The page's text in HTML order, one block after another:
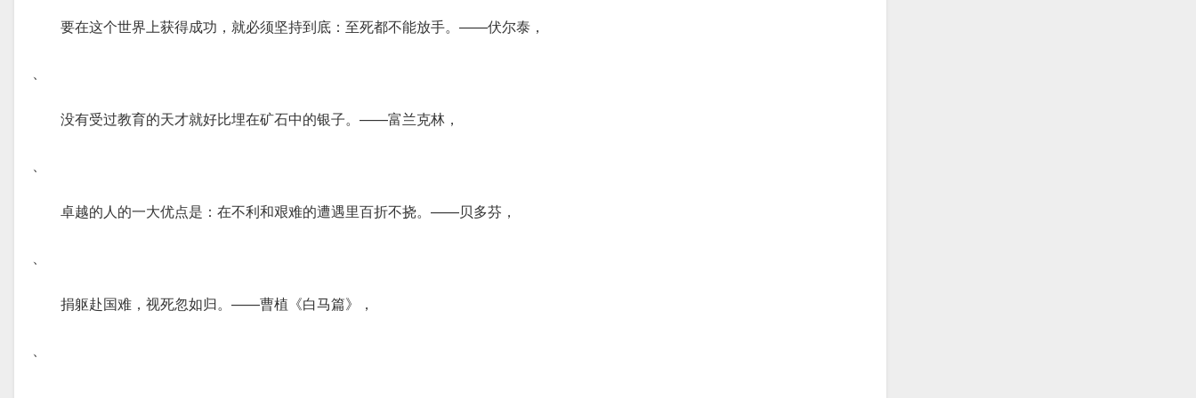
要在这个世界上获得成功，就必须坚持到底：至死都不能放手。——伏尔泰，
、
没有受过教育的天才就好比埋在矿石中的银子。——富兰克林，
、
卓越的人的一大优点是：在不利和艰难的遭遇里百折不挠。——贝多芬，
、
捐躯赴国难，视死忽如归。——曹植《白马篇》，
、